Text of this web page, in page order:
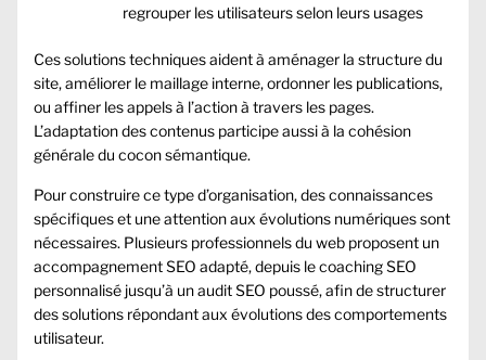
regrouper les utilisateurs selon leurs usages
Ces solutions techniques aident à aménager la structure du
site, améliorer le maillage interne, ordonner les publications,
ou affiner les appels à l’action à travers les pages.
L’adaptation des contenus participe aussi à la cohésion
générale du cocon sémantique.
Pour construire ce type d’organisation, des connaissances
spécifiques et une attention aux évolutions numériques sont
nécessaires. Plusieurs professionnels du web proposent un
accompagnement SEO adapté, depuis le coaching SEO
personnalisé jusqu’à un audit SEO poussé, afin de structurer
des solutions répondant aux évolutions des comportements
utilisateur.